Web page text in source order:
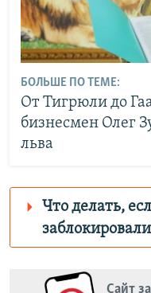
БОЛЬШЕ ПО ТЕМЕ:
От Тигрюли до
бизнесмен Олег
льва
Что делать,
Крым.Реалии
Сайт